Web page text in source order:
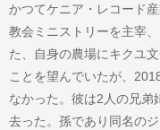
かつてケニア・レコード
教会ミニストリーを主宰
た、自身の農場にキクユ
ことを望んでいたが、
なかった。彼は2人の兄弟
去った。孫であり同名の